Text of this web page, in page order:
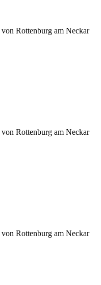
von Rottenburg am Neckar
von Rottenburg am Neckar
von Rottenburg am Neckar